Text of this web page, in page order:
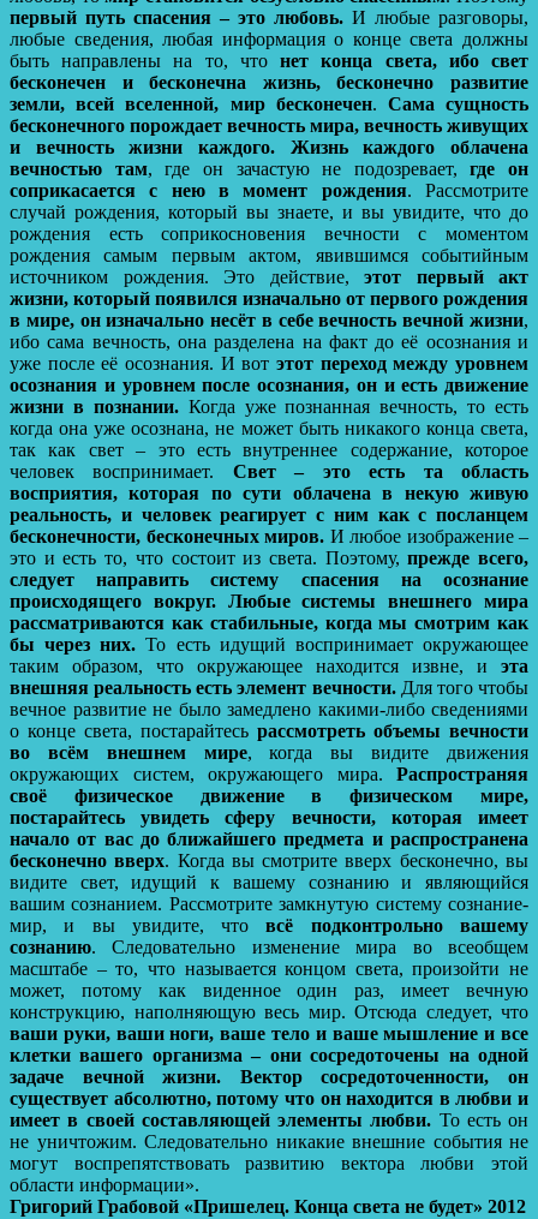
первый путь спасения – это любовь. И любые разговоры,
любые сведения, любая информация о конце света должны
быть направлены на то, чтонет конца света, ибо свет
бесконечен и бесконечна жизнь, бесконечно развитие
земли, всей вселенной, мир бесконечен. Сама сущность
бесконечного порождает вечность мира, вечность живущих
и вечность жизни каждого.
Жизнь каждого облачена
вечностью там, где он зачастую не подозревает,где он
соприкасается с нею в момент рождения. Рассмотрите
случай рождения, который вы знаете, и вы увидите, что до
рождения есть соприкосновения вечности с моментом
рождения самым первым актом, явившимся событийным
источником рождения. Это действие, этот первый акт
жизни, который появился изначально от первого рождения
в мире, он изначально несёт в себе вечность вечной жизни,
ибо сама вечность, она разделена на факт до её осознания и
уже после её осознания. И вот этот переход между уровнем
осознания и уровнем после осознания, он и есть движение
жизни в познании.Когда уже познанная вечность, то есть
когда она уже осознана, не может быть никакого конца света,
так как свет – это есть внутреннее содержание, которое
человек воспринимает. Свет – это есть та область
восприятия, которая по сути облачена в некую живую
реальность, и человек реагирует с ним как с посланцем
бесконечности, бесконечных миров. И любое изображение –
это и есть то, что состоит из света. Поэтому,прежде всего,
следует направить систему спасения на осознание
происходящего вокруг. Любые системы внешнего мира
рассматриваются как стабильные, когда мы смотрим как
бы через них. То есть идущий воспринимает окружающее
таким образом, что окружающее находится извне, и эта
внешняя реальность есть элемент вечности.Для того чтобы
вечное развитие не было замедлено какими-либо сведениями
о конце света, постарайтесь рассмотреть объемы вечности
во всём внешнем мире, когда вы видите движения
окружающих систем, окружающего мира. Распространяя
своё физическое движение в физическом мире,
постарайтесь увидеть сферу вечности, которая имеет
начало от вас до ближайшего предмета и распространена
бесконечно вверх. Когда вы смотрите вверх бесконечно, вы
видите свет, идущий к вашему сознанию и являющийся
вашим сознанием. Рассмотрите замкнутую систему сознание-
мир, и вы увидите, чтовсё подконтрольно вашему
сознанию. Следовательно изменение мира во всеобщем
масштабе – то, что называется концом света, произойти не
может, потому как виденное один раз, имеет вечную
конструкцию, наполняющую весь мир. Отсюда следует, что
ваши руки, ваши ноги, ваше тело и ваше мышление и все
клетки вашего организма – они сосредоточены на одной
задаче вечной жизни.
Вектор сосредоточенности, он
существует абсолютно, потому что он находится в любви и
имеет в своей составляющей элементы любви. То есть он
не уничтожим. Следовательно никакие внешние события не
могут воспрепятствовать развитию вектора любви этой
области информации».
Григорий Грабовой «Пришелец. Конца света не будет» 2012